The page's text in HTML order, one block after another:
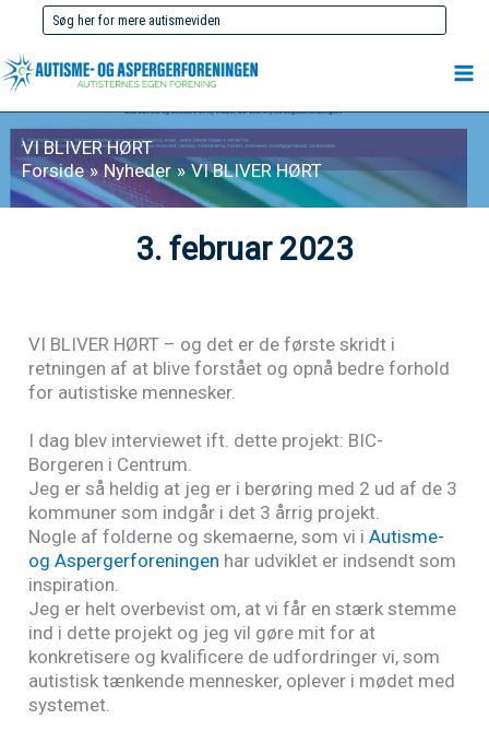
indholdet
Søg
efter:
VI BLIVER HØRT
Forside
Nyheder VI BLIVER HØRT
3. februar 2023
VI BLIVER HØRT – og det er de første skridt i
retningen af at blive forstået og opnå bedre forhold
for autistiske mennesker.
I dag blev interviewet ift. dette projekt: BIC-
Borgeren i Centrum.
Jeg er så heldig at jeg er i berøring med 2 ud af de 3
kommuner som indgår i det 3 årrig projekt.
Nogle af folderne og skemaerne, som vi iAutisme-
og Aspergerforeningen har udviklet er indsendt som
inspiration.
Jeg er helt overbevist om, at vi får en stærk stemme
ind i dette projekt og jeg vil gøre mit for at
konkretisere og kvalificere de udfordringer vi, som
autistisk tænkende mennesker, oplever i mødet med
systemet.